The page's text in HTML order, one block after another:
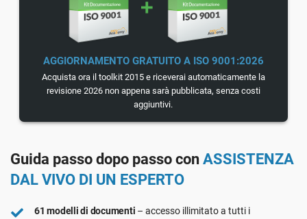
ISO 42001
GDPR dell’UE
Altro
Aziende IT e SaaS
Infrastrutture critiche
Produzione
Vedi La Demo
AGGIORNAMENTO GRATUITO A ISO 9001:2026
Acquista ora il toolkit 2015 e riceverai automaticamente la
revisione 2026 non appena sarà pubblicata, senza costi
aggiuntivi.
Guida passo dopo passo con ASSISTENZA
DAL VIVO DI UN ESPERTO
61 modelli di documenti – accesso illimitato a tutti i